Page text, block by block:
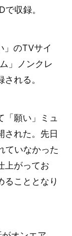
収録。
」のTVサイ
」ノンクレ
れる。
「願い」ミュ
された。先日
ていなかった
上がってお
ることとなり